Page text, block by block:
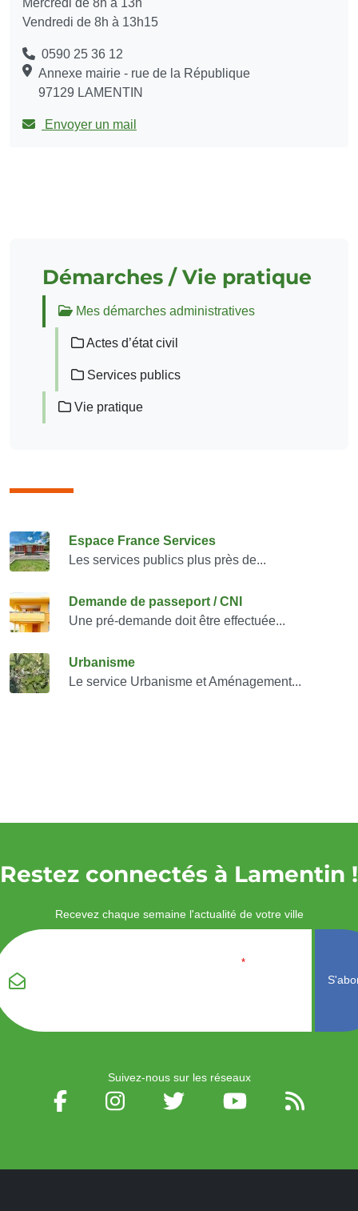
Mercredi de 8h à 13h
Vendredi de 8h à 13h15
0590 25 36 12
Annexe mairie - rue de la République
97129 LAMENTIN
Envoyer un mail
Démarches / Vie pratique
Mes démarches administratives
Actes d’état civil
Services publics
Vie pratique
Consulter également
Espace France Services
Les services publics plus près de...
Demande de passeport / CNI
Une pré-demande doit être effectuée...
Urbanisme
Le service Urbanisme et Aménagement...
Restez connectés à Lamentin !
Recevez chaque semaine l'actualité de votre ville
*
Suivez-nous sur les réseaux